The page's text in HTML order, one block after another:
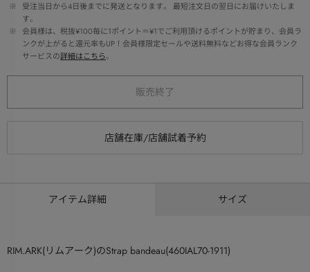
※
受注当日から4日後までに発送となります。 最短注文日の翌日にお届けいたしま
す。
※
会員様は、税抜¥100毎に1ポイント＝¥1でご利用頂けるポイントが貯まり、会員ラ
ンクが上がると還元率もUP！会員様限定セールや送料無料などお得な会員ランク
サービスの詳細はこちら。
販売終了
アイテム詳細 サイズ
RIM.ARK(リムアーク)のStrap bandeau(460IAL70-1911)